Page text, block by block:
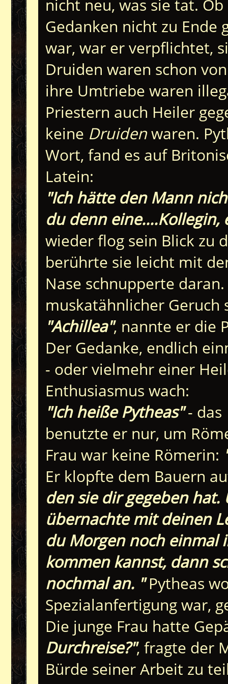
nicht neu, was sie tat.
Gedanken nicht zu Ende
war, war er verpflichtet,
Druiden waren schon
ihre Umtriebe waren
Priestern auch Heiler
keine Druidenwaren.
Wort, fand es auf
Latein:
"Ich hätte den Mann
du denn eine....Kollegin,
wieder flog sein Blick zu
berührte sie leicht mit
Nase schnupperte
muskatähnlicher Geruch
"Achillea", nannte er die
Der Gedanke, endlich
- oder vielmehr einer
Enthusiasmus wach:
"Ich heiße Pytheas"- das
benutzte er nur, um
Frau war keine Römerin:
Er klopfte dem Bauern
den sie dir gegeben
übernachte mit deinen
du Morgen noch einmal
kommen kannst, dann
nochmal an. "Pytheas
Spezialanfertigung war,
Die junge Frau hatte
Durchreise?", fragte der
Bürde seiner Arbeit zu